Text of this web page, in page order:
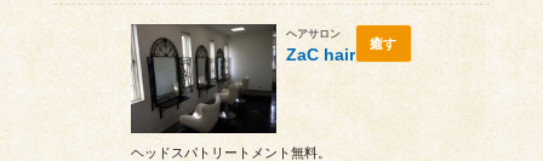
ヘアサロン
ZaC hair
癒す
ヘッドスパトリートメント無料。